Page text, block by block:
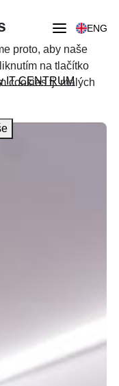
ENG
IT CENTRUM
proto, aby naše
na tlačítko
cookies tj. malých